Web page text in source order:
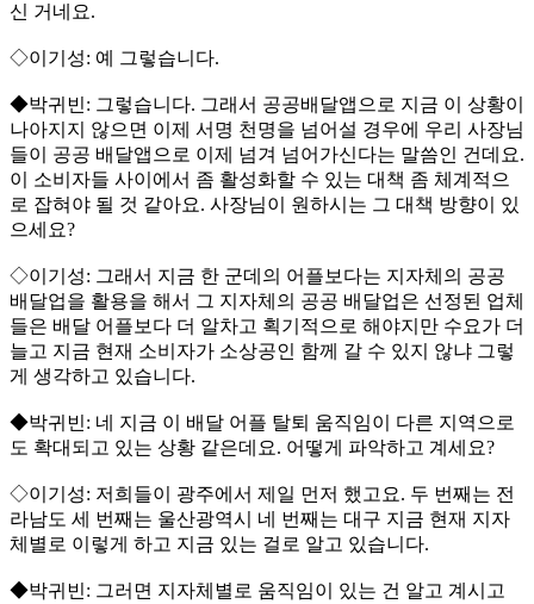
신 거네요.
◇이기성: 예 그렇습니다.
◆박귀빈: 그렇습니다. 그래서 공공배달앱으로 지금 이 상황이
나아지지 않으면 이제 서명 천명을 넘어설 경우에 우리 사장님
들이 공공 배달앱으로 이제 넘겨 넘어가신다는 말씀인 건데요.
이 소비자들 사이에서 좀 활성화할 수 있는 대책 좀 체계적으
로 잡혀야 될 것 같아요. 사장님이 원하시는 그 대책 방향이 있
으세요?
◇이기성: 그래서 지금 한 군데의 어플보다는 지자체의 공공
배달업을 활용을 해서 그 지자체의 공공 배달업은 선정된 업체
들은 배달 어플보다 더 알차고 획기적으로 해야지만 수요가 더
늘고 지금 현재 소비자가 소상공인 함께 갈 수 있지 않냐 그렇
게 생각하고 있습니다.
◆박귀빈: 네 지금 이 배달 어플 탈퇴 움직임이 다른 지역으로
도 확대되고 있는 상황 같은데요. 어떻게 파악하고 계세요?
◇이기성: 저희들이 광주에서 제일 먼저 했고요. 두 번째는 전
라남도 세 번째는 울산광역시 네 번째는 대구 지금 현재 지자
체별로 이렇게 하고 지금 있는 걸로 알고 있습니다.
◆박귀빈: 그러면 지자체별로 움직임이 있는 건 알고 계시고